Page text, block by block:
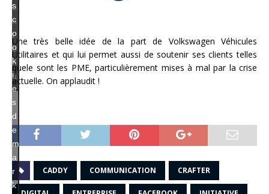
o
n
t
e
n
u
Une très belle idée de la part de Volkswagen Véhicules
Utilitaires et qui lui permet aussi de soutenir ses clients telles
quele sont les PME, particulièrement mises à mal par la crise
actuelle. On applaudit !
s
c
o
o
k
i
e
s
d
e
m
a
r
k
CADDY COMMUNICATION CRAFTER